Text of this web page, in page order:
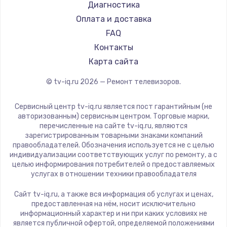
Замена видеокарты
1600 руб.
Заказать
Ремонт разъема питания
880 руб.
Заказать
Замена видеочипа
2745 руб.
Заказать
2600 руб.
Заказать
Hyundai
Doffler
Hiper
Grundig
HITACHI
Yandex
National
iFFALCON
Tuvio
Nord
BenQ
Диагностика
Оплата и доставка
FAQ
Контакты
Карта сайта
© tv-iq.ru 2026 — Ремонт телевизоров.
Сервисный центр tv-iq.ru является пост гарантийным (не
авторизованным) сервисным центром. Торговые марки,
перечисленные на сайте tv-iq.ru, являются
зарегистрированным товарными знаками компаний
правообладателей. Обозначения используется не с целью
индивидуализации соответствующих услуг по ремонту, а с
целью информирования потребителей о предоставляемых
услугах в отношении техники правообладателя
Сайт tv-iq.ru, а также вся информация об услугах и ценах,
предоставленная на нём, носит исключительно
информационный характер и ни при каких условиях не
является публичной офертой, определяемой положениями